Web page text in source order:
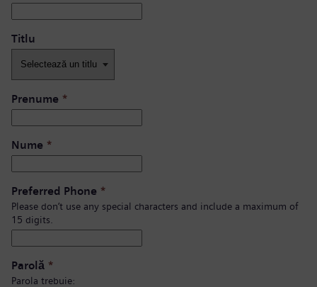
Titlu
Prenume *
Nume *
Preferred Phone *
Please don’t use any special characters and include a maximum of
15 digits.
Parolă *
Parola trebuie: